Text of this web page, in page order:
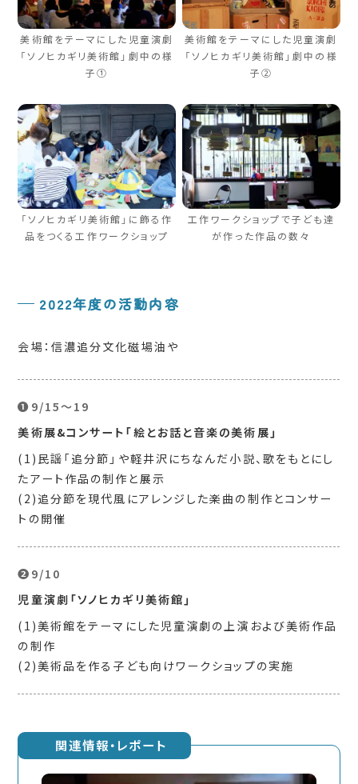
美術館をテーマにした児童演劇
「ソノヒカギリ美術館」劇中の様
子①
美術館をテーマにした児童演劇
「ソノヒカギリ美術館」劇中の様
子②
「ソノヒカギリ美術館」に飾る作
品をつくる工作ワークショップ
工作ワークショップで子ども達
が作った作品の数々
2022年度の活動内容
会場：信濃追分文化磁場油や
❶9/15〜19
美術展&コンサート「絵とお話と音楽の美術展」
(1)民謡「追分節」や軽井沢にちなんだ小説、歌をもとにし
たアート作品の制作と展示
(2)追分節を現代風にアレンジした楽曲の制作とコンサー
トの開催
❷9/10
児童演劇「ソノヒカギリ美術館」
(1)美術館をテーマにした児童演劇の上演および美術作品
の制作
(2)美術品を作る子ども向けワークショップの実施
関連情報・レポート